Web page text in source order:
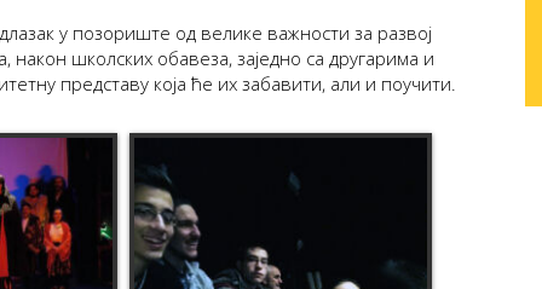
у позориште од велике важности за развој
након школских обавеза, заједно са другарима и
представу која ће их забавити, али и поучити.